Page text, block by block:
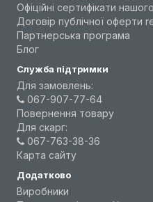
Офіційні сертифікати
Договір публічної оферти
Партнерська програма
Блог
Служба підтримки
Для замовлень:
067-907-77-64
Повернення товару
Для скарг:
067-763-38-36
Карта сайту
Додатково
Виробники